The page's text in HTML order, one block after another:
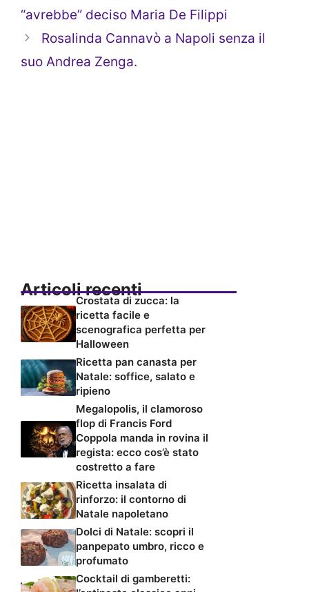
“avrebbe” deciso Maria De Filippi
Rosalinda Cannavò a Napoli senza il
suo Andrea Zenga.
Articoli recenti
Crostata di zucca: la
ricetta facile e
scenografica perfetta per
Halloween
Ricetta pan canasta per
Natale: soffice, salato e
ripieno
Megalopolis, il clamoroso
flop di Francis Ford
Coppola manda in rovina il
regista: ecco cos’è stato
costretto a fare
Ricetta insalata di
rinforzo: il contorno di
Natale napoletano
Dolci di Natale: scopri il
panpepato umbro, ricco e
profumato
Cocktail di gamberetti: